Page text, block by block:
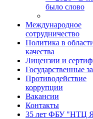
было слово
Международное
сотрудничество
Политика в
качества
Лицензии и
Государственные
Противодействие
коррупции
Вакансии
Контакты
35 лет ФБУ "НТЦ